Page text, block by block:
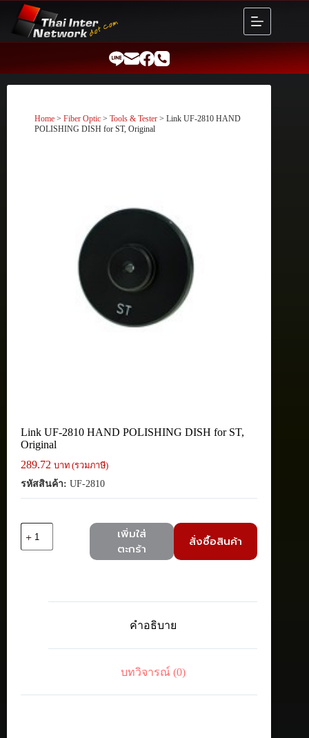
content
Home > Fiber Optic > Tools & Tester > Link UF-2810 HAND
POLISHING DISH for ST, Original
Link UF-2810 HAND POLISHING DISH for ST,
Original
289.72 บาท (รวมภาษี)
รหัสสินค้า: UF-2810
Link
เพิ่มใส่
ตะกร้า
สั่งซื้อสินค้า
คำอธิบาย
บทวิจารณ์ (0)